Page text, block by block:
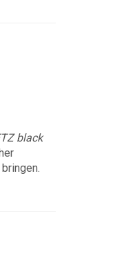
black